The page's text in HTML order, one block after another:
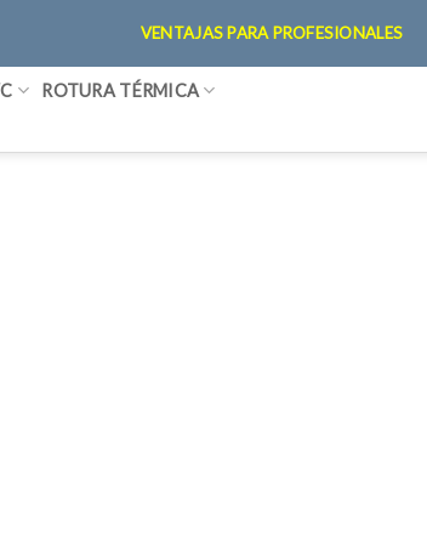
VENTAJAS PARA PROFESIONALES
ROTURA TÉRMICA